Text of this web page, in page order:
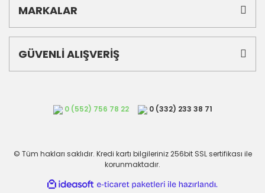
MARKALAR
GÜVENLİ ALIŞVERİŞ
0 (552) 756 78 22 0 (332) 233 38 71
© Tüm hakları saklıdır. Kredi kartı bilgileriniz 256bit SSL sertifikası ile
korunmaktadır.
ideasoft
e-